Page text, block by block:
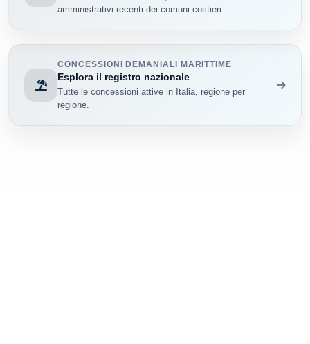
amministrativi recenti dei comuni costieri.
CONCESSIONI DEMANIALI MARITTIME
Esplora il registro nazionale
Tutte le concessioni attive in Italia, regione per
regione.